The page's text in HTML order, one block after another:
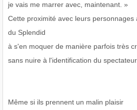
je vais me marrer avec, maintenant. »
Cette proximité avec leurs personnages
du Splendid
à s'en moquer de manière parfois très
sans nuire à l'identification du spectateur.
Même si ils prennent un malin plaisir